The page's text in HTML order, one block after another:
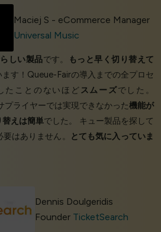
Maciej S - eCommerce Manager
Universal Music
しい製品です。
もっと早く切り替えて
ます！Queue-Fairの導入までの全プロセ
たことのないほどスムーズでした。
ライヤーでは実現できなかった機能が
替えは簡単でした。 キュー製品を探して
要はありません。
とても気に入っていま
Dennis Doulgeridis
Founder TicketSearch